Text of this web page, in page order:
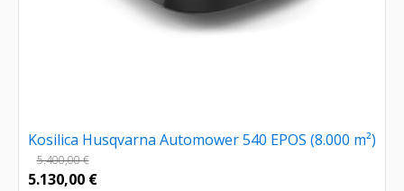
Kosilica Husqvarna Automower 540 EPOS (8.000 m²)
5.400,00€
5.130,00 €